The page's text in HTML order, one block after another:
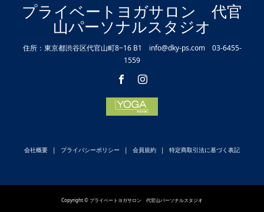
プライベートヨガサロン 代官
山パーソナルスタジオ
住所：東京都渋谷区代官山町8−16 B1 info@dky-ps.com 03-6455-
1559
会社概要 プライバシーポリシー 会員規約 特定商取引法に基づく表記
Copyright © プライベートヨガサロン 代官山パーソナルスタジオ